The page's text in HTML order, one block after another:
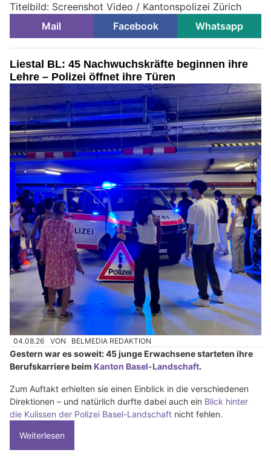
Titelbild: Screenshot Video / Kantonspolizei Zürich
Mail
Facebook Whatsapp
Liestal BL: 45 Nachwuchskräfte beginnen ihre
Lehre – Polizei öffnet ihre Türen
04.08.26 VON BELMEDIA REDAKTION
Gestern war es soweit: 45 junge Erwachsene starteten ihre
Berufskarriere beim Kanton Basel-Landschaft.
Zum Auftakt erhielten sie einen Einblick in die verschiedenen
Direktionen – und natürlich durfte dabei auch ein Blick hinter
die Kulissen der Polizei Basel-Landschaft nicht fehlen.
Weiterlesen